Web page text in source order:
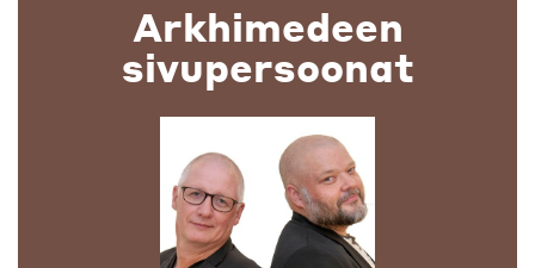
Arkhimedeen
sivupersoonat